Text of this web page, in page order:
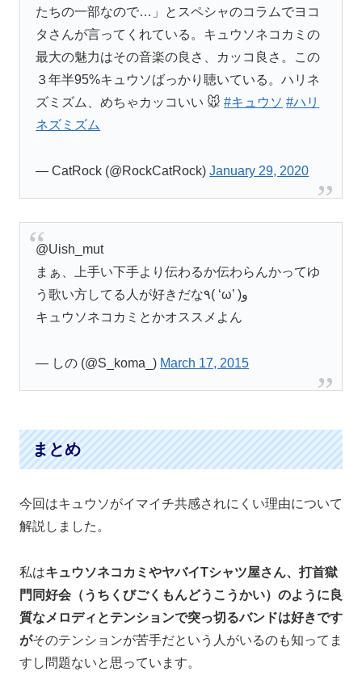
たちの一部なので…」とスペシャのコラムでヨコ
タさんが言ってくれている。キュウソネコカミの
最大の魅力はその音楽の良さ、カッコ良さ。この
３年半95%キュウソばっかり聴いている。ハリネ
ズミズム、めちゃカッコいい 🐭#キュウソ #ハリ
ネズミズム
— CatRock (@RockCatRock)January 29, 2020
@Uish_mut
まぁ、上手い下手より伝わるか伝わらんかってゆ
う歌い方してる人が好きだな٩( ‘ω’ )و
キュウソネコカミとかオススメよん
— しの (@S_koma_) March 17, 2015
まとめ
今回はキュウソがイマイチ共感されにくい理由について
解説しました。
私はキュウソネコカミやヤバイTシャツ屋さん、打首獄
門同好会（うちくびごくもんどうこうかい）のように良
質なメロディとテンションで突っ切るバンドは好きです
がそのテンションが苦手だという人がいるのも知ってま
すし問題ないと思っています。